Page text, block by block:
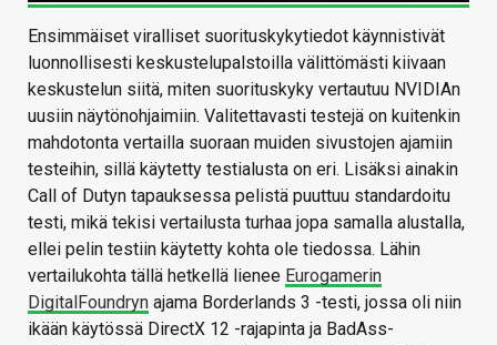
Ensimmäiset viralliset suorituskykytiedot käynnistivät
luonnollisesti keskustelupalstoilla välittömästi kiivaan
keskustelun siitä, miten suorituskyky vertautuu NVIDIAn
uusiin näytönohjaimiin. Valitettavasti testejä on kuitenkin
mahdotonta vertailla suoraan muiden sivustojen ajamiin
testeihin, sillä käytetty testialusta on eri. Lisäksi ainakin
Call of Dutyn tapauksessa pelistä puuttuu standardoitu
testi, mikä tekisi vertailusta turhaa jopa samalla alustalla,
ellei pelin testiin käytetty kohta ole tiedossa. Lähin
vertailukohta tällä hetkellä lienee Eurogamerin
DigitalFoundryn ajama Borderlands 3 -testi, jossa oli niin
ikään käytössä DirectX 12 -rajapinta ja BadAss-